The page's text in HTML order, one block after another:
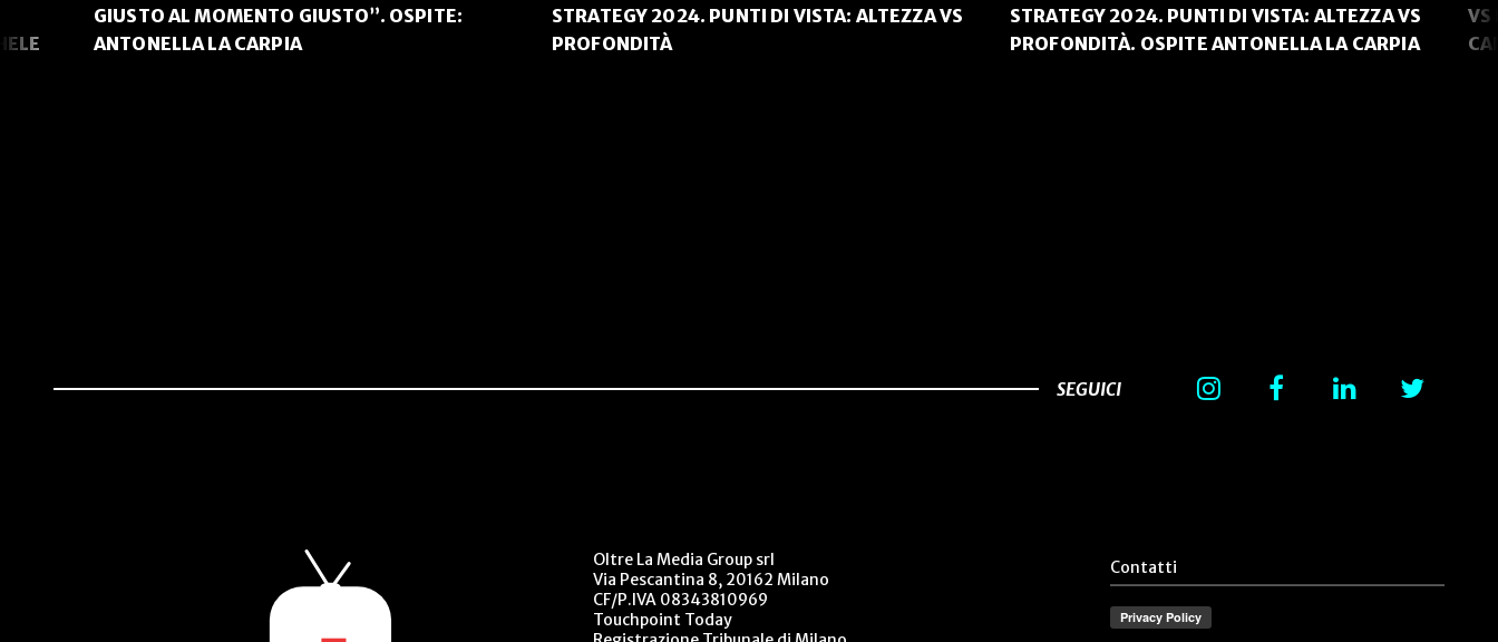
GIUSTO AL MOMENTO GIUSTO”. OSPITE:
ANTONELLA LA CARPIA
STRATEGY 2024. PUNTI DI VISTA: ALTEZZA VS
PROFONDITÀ
STRATEGY 2024. PUNTI DI VISTA: ALTEZZA VS
PROFONDITÀ. OSPITE ANTONELLA LA CARPIA
VS
SEGUICI
Oltre La Media Group srl
Via Pescantina 8, 20162 Milano
CF/P.IVA 08343810969
Touchpoint Today
Contatti